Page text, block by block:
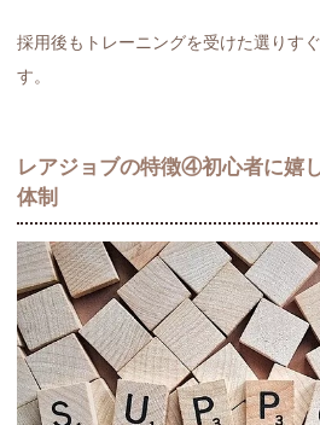
採用後もトレーニングを受けた選りす
す。
レアジョブの特徴④初心者に嬉
体制